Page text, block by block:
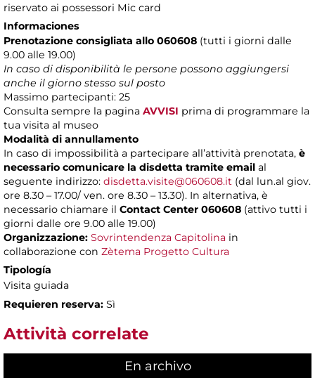
riservato ai possessori Mic card
Informaciones
Prenotazione consigliata allo 060608 (tutti i giorni dalle
9.00 alle 19.00)
In caso di disponibilità le persone possono aggiungersi
anche il giorno stesso sul posto
Massimo partecipanti: 25
Consulta sempre la pagina AVVISI prima di programmare la
tua visita al museo
Modalità di annullamento
In caso di impossibilità a partecipare all’attività prenotata, è
necessario comunicare la disdetta tramite email al
seguente indirizzo: disdetta.visite@060608.it (dal lun.al giov.
ore 8.30 – 17.00/ ven. ore 8.30 – 13.30). In alternativa, è
necessario chiamare il Contact Center 060608 (attivo tutti i
giorni dalle ore 9.00 alle 19.00)
Organizzazione: Sovrintendenza Capitolina in
collaborazione con Zètema Progetto Cultura
Tipología
Visita guiada
Requieren reserva: Sì
Attività correlate
En archivo